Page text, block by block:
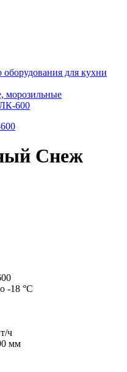
оборудования для кухни
морозильные
600
Снеж
-18 °С
ч
мм